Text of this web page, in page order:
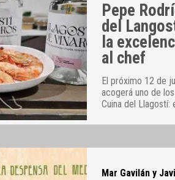
Pepe
del
la
al chef
El próximo 12 de
acogerá uno de
Cuina del
Mar Gavilán y